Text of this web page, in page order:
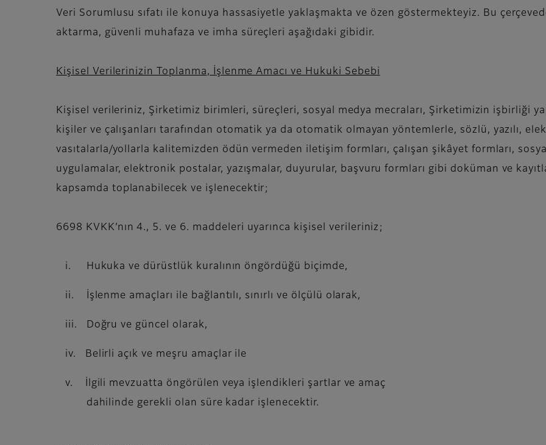
Veri Sorumlusu sıfatı ile konuya hassasiyetle yaklaşmakta ve özen göstermekteyiz. Bu
aktarma, güvenli muhafaza ve imha süreçleri aşağıdaki gibidir.
Kişisel Verilerinizin Toplanma, İşlenme Amacı ve Hukuki Sebebi
Kişisel verileriniz, Şirketimiz birimleri, süreçleri, sosyal medya mecraları, Şirketimizin işbirliği
kişiler ve çalışanları tarafından otomatik ya da otomatik olmayan yöntemlerle, sözlü, yazılı,
vasıtalarla/yollarla kalitemizden ödün vermeden iletişim formları, çalışan şikâyet formları,
uygulamalar, elektronik postalar, yazışmalar, duyurular, başvuru formları gibi doküman ve
kapsamda toplanabilecek ve işlenecektir;
6698 KVKK’nın 4., 5. ve 6. maddeleri uyarınca kişisel verileriniz;
i. Hukuka ve dürüstlük kuralının öngördüğü biçimde,
ii. İşlenme amaçları ile bağlantılı, sınırlı ve ölçülü olarak,
iii. Doğru ve güncel olarak,
iv. Belirli açık ve meşru amaçlar ile
v. İlgili mevzuatta öngörülen veya işlendikleri şartlar ve amaç
dahilinde gerekli olan süre kadar işlenecektir.